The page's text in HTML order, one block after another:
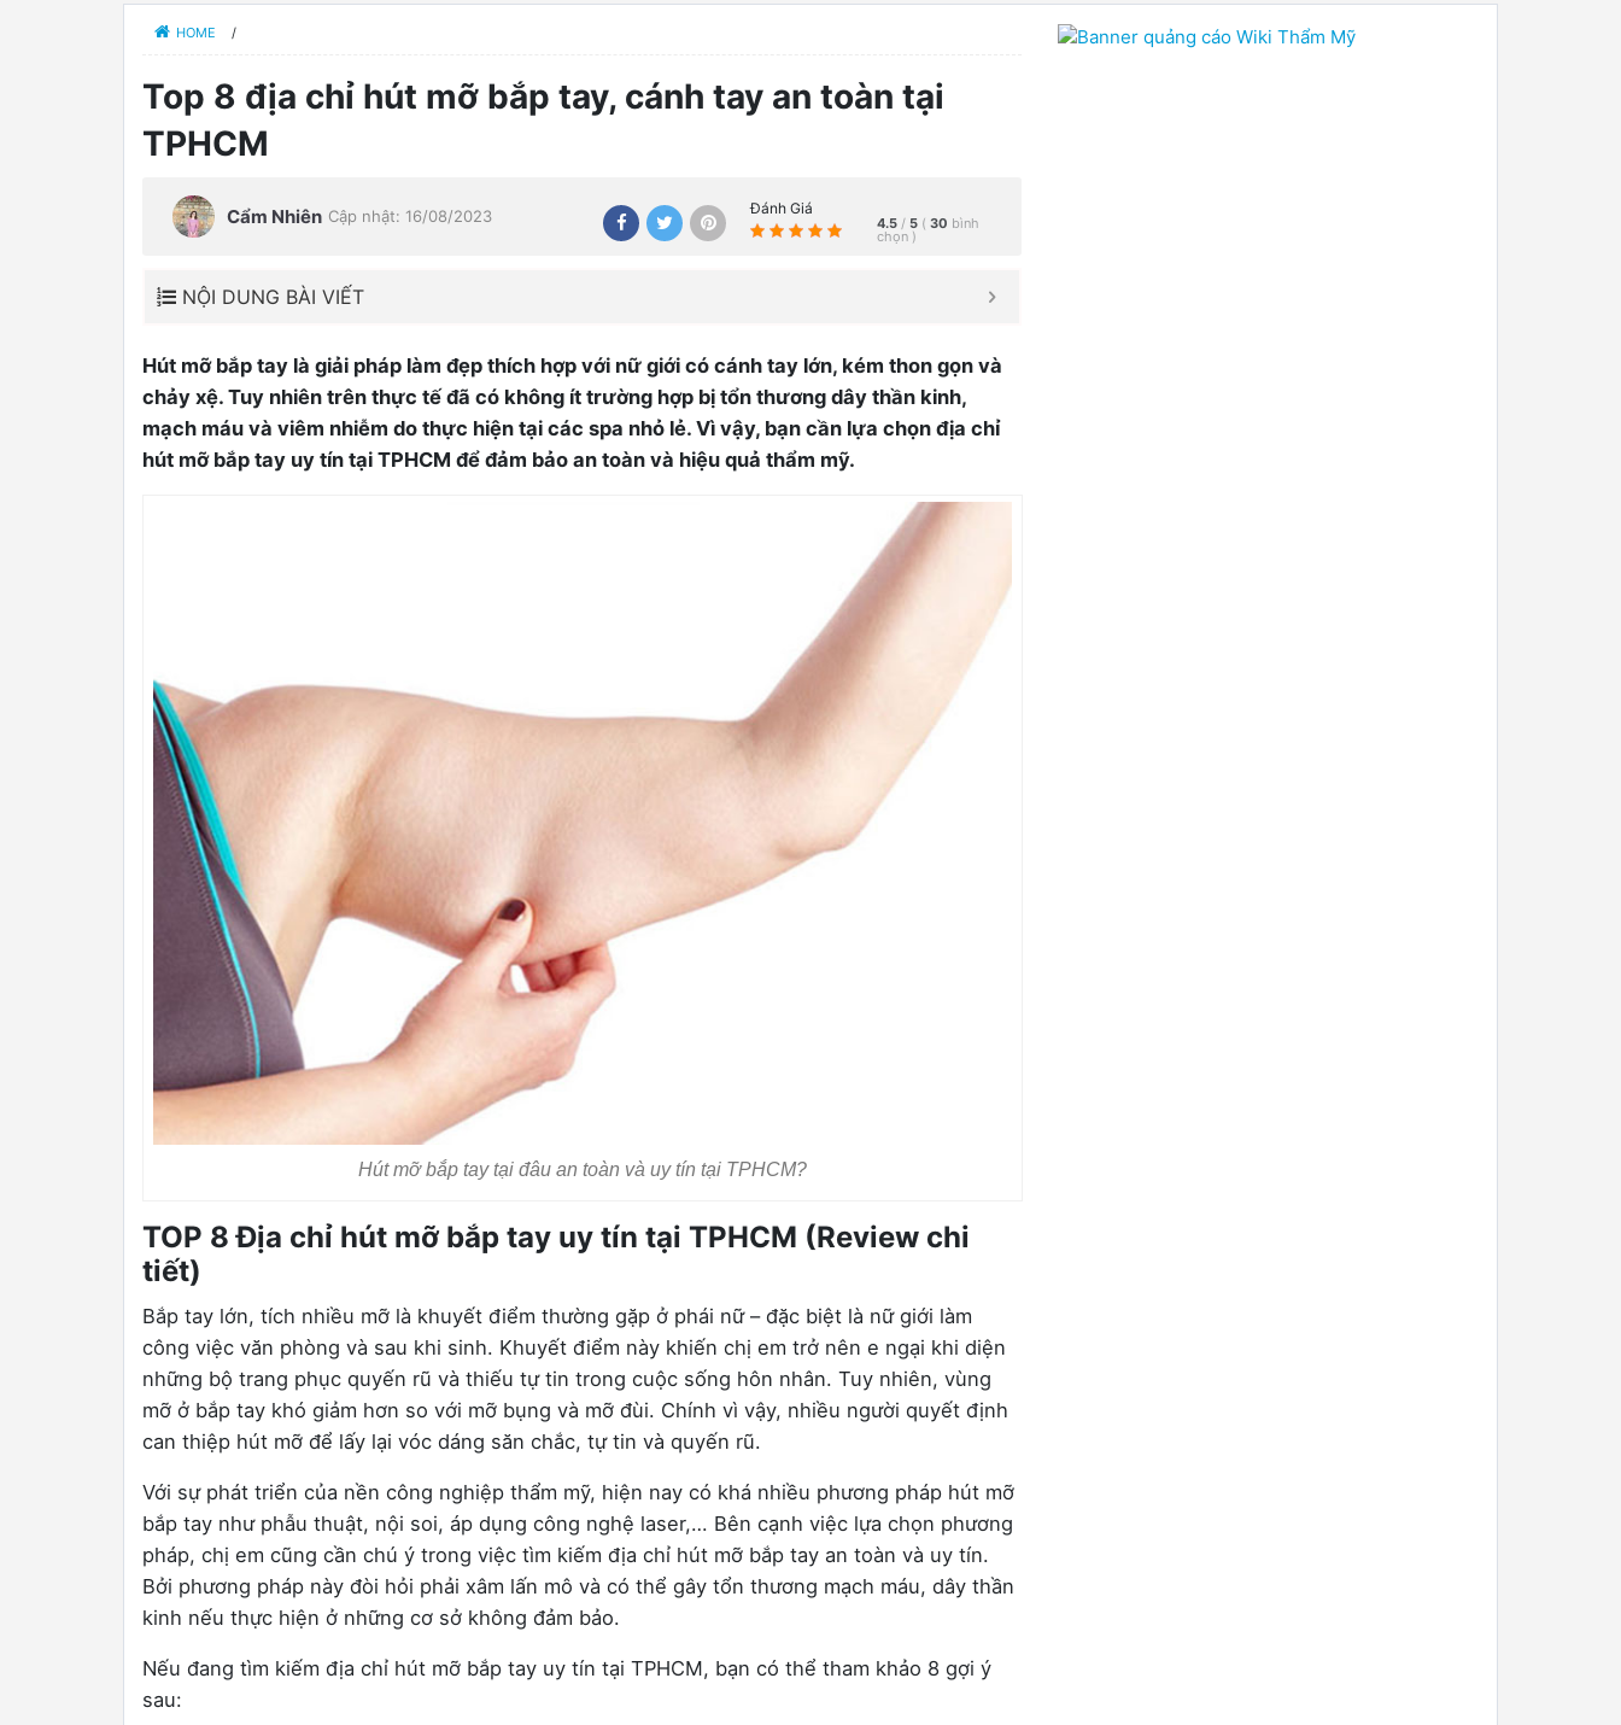
HOME /
Top 8 địa chỉ hút mỡ bắp tay, cánh tay an toàn tại
TPHCM
Cẩm Nhiên Cập nhật: 16/08/2023 Đánh Giá
4.5 / 5 ( 30 bình
chọn )
NỘI DUNG BÀI VIẾT
Hút mỡ bắp tay là giải pháp làm đẹp thích hợp với nữ giới có cánh tay lớn, kém thon gọn và
chảy xệ. Tuy nhiên trên thực tế đã có không ít trường hợp bị tổn thương dây thần kinh,
mạch máu và viêm nhiễm do thực hiện tại các spa nhỏ lẻ. Vì vậy, bạn cần lựa chọn địa chỉ
hút mỡ bắp tay uy tín tại TPHCM để đảm bảo an toàn và hiệu quả thẩm mỹ.
Hút mỡ bắp tay tại đâu an toàn và uy tín tại TPHCM?
TOP 8 Địa chỉ hút mỡ bắp tay uy tín tại TPHCM (Review chi
tiết)
Bắp tay lớn, tích nhiều mỡ là khuyết điểm thường gặp ở phái nữ – đặc biệt là nữ giới làm
công việc văn phòng và sau khi sinh. Khuyết điểm này khiến chị em trở nên e ngại khi diện
những bộ trang phục quyến rũ và thiếu tự tin trong cuộc sống hôn nhân. Tuy nhiên, vùng
mỡ ở bắp tay khó giảm hơn so với mỡ bụng và mỡ đùi. Chính vì vậy, nhiều người quyết định
can thiệp hút mỡ để lấy lại vóc dáng săn chắc, tự tin và quyến rũ.
Với sự phát triển của nền công nghiệp thẩm mỹ, hiện nay có khá nhiều phương pháp hút mỡ
bắp tay như phẫu thuật, nội soi, áp dụng công nghệ laser,… Bên cạnh việc lựa chọn phương
pháp, chị em cũng cần chú ý trong việc tìm kiếm địa chỉ hút mỡ bắp tay an toàn và uy tín.
Bởi phương pháp này đòi hỏi phải xâm lấn mô và có thể gây tổn thương mạch máu, dây thần
kinh nếu thực hiện ở những cơ sở không đảm bảo.
Nếu đang tìm kiếm địa chỉ hút mỡ bắp tay uy tín tại TPHCM, bạn có thể tham khảo 8 gợi ý
sau: